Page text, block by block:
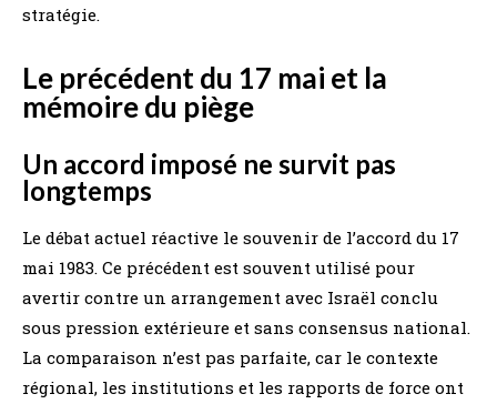
stratégie.
Le précédent du 17 mai et la
mémoire du piège
Un accord imposé ne survit pas
longtemps
Le débat actuel réactive le souvenir de l’accord du 17
mai 1983. Ce précédent est souvent utilisé pour
avertir contre un arrangement avec Israël conclu
sous pression extérieure et sans consensus national.
La comparaison n’est pas parfaite, car le contexte
régional, les institutions et les rapports de force ont